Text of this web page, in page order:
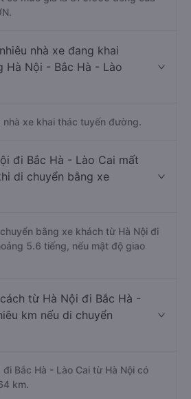
nhà xe đang khai
Hà Nội - Bắc Hà - Lào
nhà xe khai thác tuyến đường.
đi Bắc Hà - Lào Cai mất
di chuyển bằng xe
bằng xe khách từ Hà Nội đi
5.6 tiếng, nếu mật độ giao
từ Hà Nội đi Bắc Hà -
km nếu di chuyển
Bắc Hà - Lào Cai từ Hà Nội có
km.